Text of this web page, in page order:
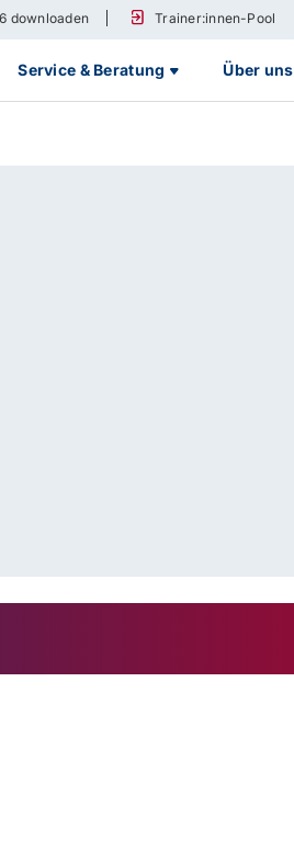
downloaden Trainer:innen-Pool
Service & Beratung Über uns